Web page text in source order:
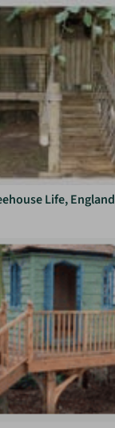
Life, England